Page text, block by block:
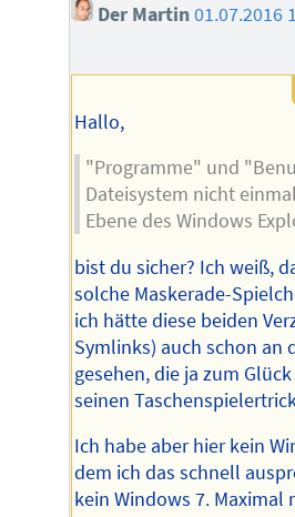
Der Martin01.07.2016
Hallo,
"Programme" und
Dateisystem nicht
Ebene des Windows
bist du sicher? Ich weiß,
solche Maskerade-
ich hätte diese beiden
Symlinks) auch schon an
gesehen, die ja zum
seinen
Ich habe aber hier kein
dem ich das schnell
kein Windows 7. Maximal